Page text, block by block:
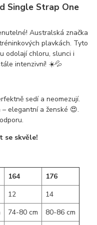
Single Strap One
Australská značka
plavkách. Tyto
odolají chloru, slunci i
intenzivní! ☀️💦
sedí a neomezují.
elegantní a ženské 😍.
se skvěle!
164
176
12
14
74-80 cm
80-86 cm